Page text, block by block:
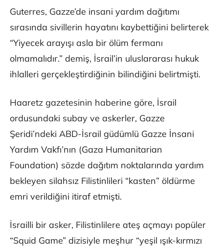
Guterres, Gazze’de insani yardım dağıtımı
sırasında sivillerin hayatını kaybettiğini belirterek
“Yiyecek arayışı asla bir ölüm fermanı
olmamalıdır.” demiş, İsrail’in uluslararası hukuk
ihlalleri gerçekleştirdiğinin bilindiğini belirtmişti.
Haaretz gazetesinin haberine göre, İsrail
ordusundaki subay ve askerler, Gazze
Şeridi’ndeki ABD-İsrail güdümlü Gazze İnsani
Yardım Vakfı’nın (Gaza Humanitarian
Foundation) sözde dağıtım noktalarında yardım
bekleyen silahsız Filistinlileri “kasten” öldürme
emri verildiğini itiraf etmişti.
İsrailli bir asker, Filistinlilere ateş açmayı popüler
“Squid Game” dizisiyle meşhur “yeşil ışık-kırmızı